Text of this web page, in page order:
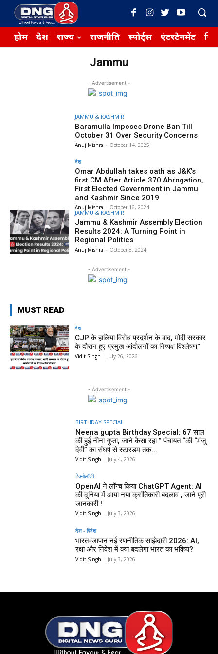
होम देश राज्य राजनीति स्पोर्ट्स एंटरटेनमेंट
Jammu
- Advertisement -
JAMMU & KASHMIR
Baramulla Imposes Drone Ban Till
October 31 Over Security Concerns
Anuj Mishra - October 14, 2025
देश
Omar Abdullah takes oath as J&K’s
first CM After Article 370 Abrogation,
First Elected Government in Jammu
and Kashmir Since 2019
Anuj Mishra - October 16, 2024
JAMMU & KASHMIR
Jammu & Kashmir Assembly Election
Results 2024: A Turning Point in
Regional Politics
Anuj Mishra - October 8, 2024
- Advertisement -
MUST READ
देश
CJP के हालिया विरोध प्रदर्शन के बाद, मोदी सरकार
के दौरान हुए प्रमुख आंदोलनों का निष्पक्ष विश्लेषण”
Vidit Singh - July 26, 2026
- Advertisement -
BIRTHDAY SPECIAL
Neena gupta Birthday Special: 67 साल
की हुईं नीना गुप्ता, जाने कैसा रहा ” पंचायत “की “मंजु
देवी” का संघर्ष से स्टारडम तक...
Vidit Singh - July 4, 2026
टेक्नोलॉजी
OpenAI ने लॉन्च किया ChatGPT Agent: AI
की दुनिया में आया नया क्रांतिकारी बदलाव , जाने पूरी
जानकारी !
Vidit Singh - July 3, 2026
देश - विदेश
भारत-जापान नई रणनीतिक साझेदारी 2026: AI,
रक्षा और निवेश में क्या बदलेगा भारत का भविष्य?
Vidit Singh - July 3, 2026